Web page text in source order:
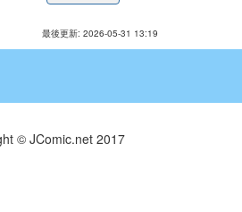
最後更新: 2026-05-31 13:19
© JComic.net 2017